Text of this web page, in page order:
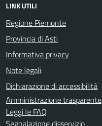
LINK UTILI
Regione Piemonte
Provincia di Asti
Informativa privacy
Note legali
Dichiarazione di accessibilità
Amministrazione trasparente
Leggi le FAQ
Segnalazione disservizio